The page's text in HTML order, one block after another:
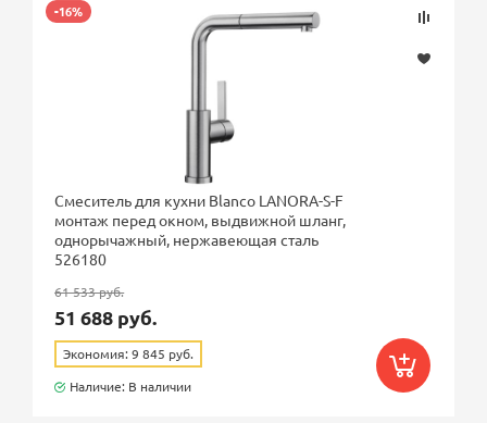
-16%
Смеситель для кухни Blanco LANORA-S-F
монтаж перед окном, выдвижной шланг,
однорычажный, нержавеющая сталь
526180
61 533 руб.
51 688 руб.
Экономия: 9 845 руб.
Наличие: В наличии